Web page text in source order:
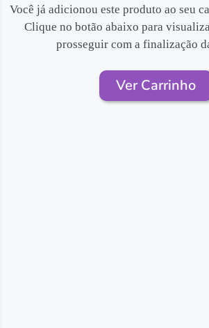
Você já adicionou este produto ao seu
Clique no botão abaixo para
prosseguir com a finalização
Ver Carrinho